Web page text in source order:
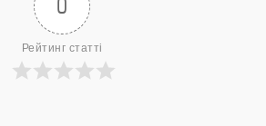
0
Рейтинг статті